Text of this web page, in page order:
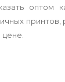
оптом
принтов,